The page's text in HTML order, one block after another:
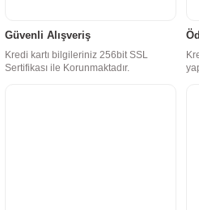
Güvenli Alışveriş
Kredi kartı bilgileriniz 256bit SSL
Sertifikası ile Korunmaktadır.